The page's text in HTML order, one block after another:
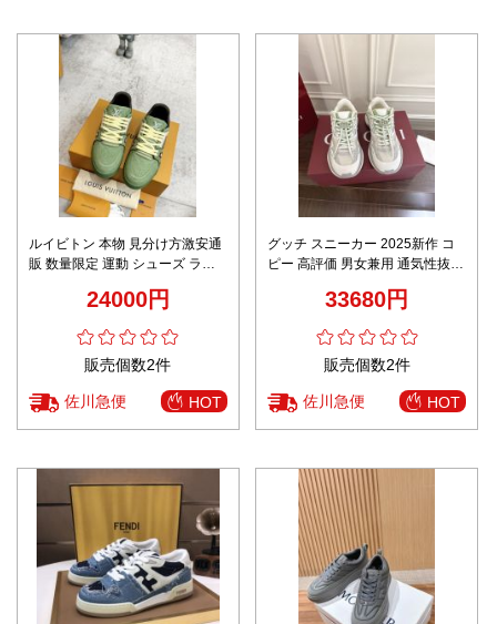
ルイビトン 本物 見分け方激安通
販 数量限定 運動 シューズ ラン
24000円
販売個数2件
佐川急便 HOT
グッチ スニーカー 2025新作 コ
ピー 高評価 男女兼用 通気性抜群
33680円
販売個数2件
佐川急便 HOT